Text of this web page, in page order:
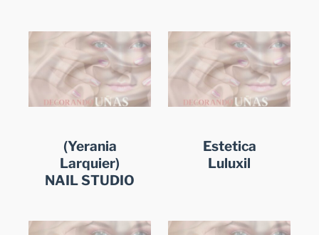
(Yerania
Larquier)
NAIL STUDIO
Estetica
Luluxil